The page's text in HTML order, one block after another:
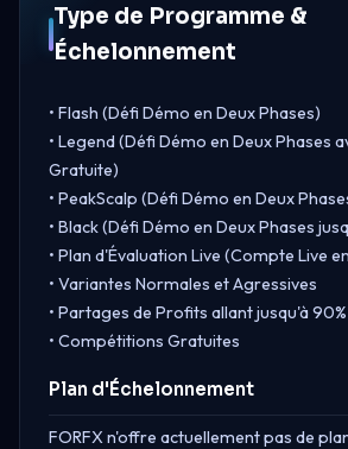
Type de Programme &
Échelonnement
• Flash (Défi Démo en Deux Phases)
• Legend (Défi Démo en Deux Phases
Gratuite)
• PeakScalp (Défi Démo en Deux
• Black (Défi Démo en Deux Phases
• Plan d'Évaluation Live (Compte Live
• Variantes Normales et Agressives
• Partages de Profits allant jusqu'à 90%
• Compétitions Gratuites
Plan d'Échelonnement
FORFX n'offre actuellement pas de